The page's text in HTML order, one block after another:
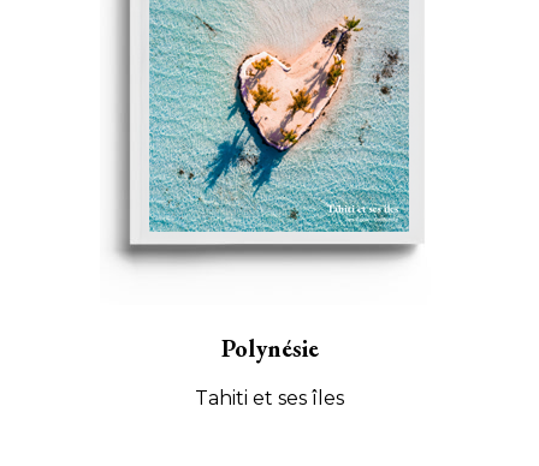
Polynésie
Tahiti et ses îles